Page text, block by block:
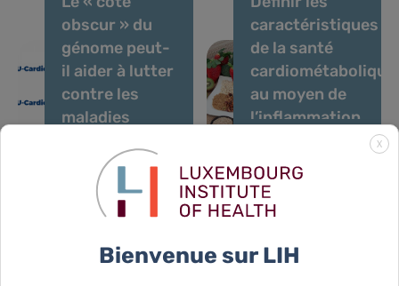
obscur » du
génome peut-
il aider à lutter
contre les
maladies
caractéristiques
de la santé
cardiométabolique
au moyen de
l’inflammation
micronutriments
18 Nov 2020
Exposure to
what can the
La
consommation
légumes
X
Bienvenue sur LIH